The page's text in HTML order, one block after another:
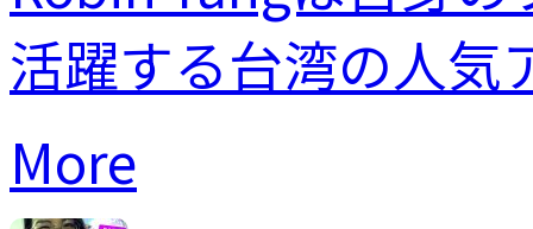
活躍する台湾の人気
More